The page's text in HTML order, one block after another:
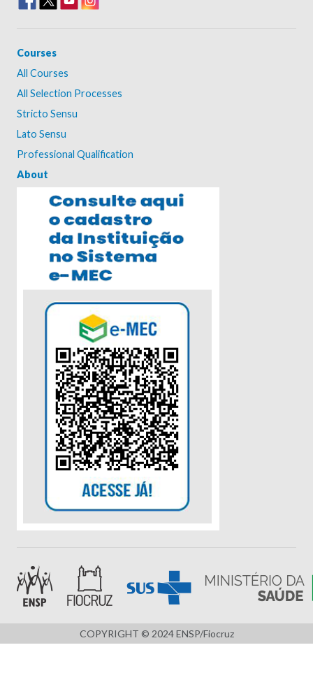
Courses
All Courses
All Selection Processes
Stricto Sensu
Lato Sensu
Professional Qualification
About
COPYRIGHT © 2024 ENSP/Fiocruz